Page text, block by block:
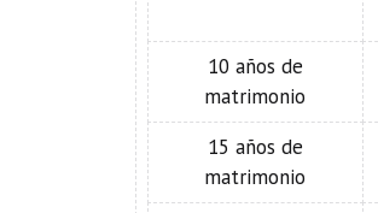
10 años de
matrimonio
15 años de
matrimonio